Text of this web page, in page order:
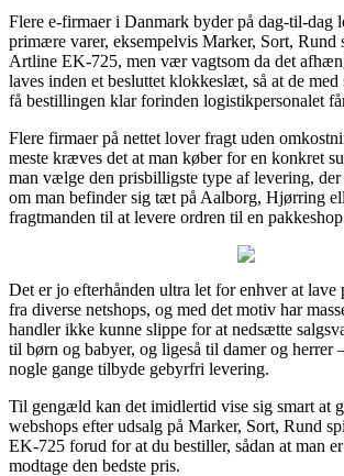
Flere e-firmaer i Danmark byder på dag-til-dag
primære varer, eksempelvis Marker, Sort, Rund
Artline EK-725, men vær vagtsom da det
laves inden et besluttet klokkeslæt, så at de
få bestillingen klar forinden logistikpersonalet
Flere firmaer på nettet lover fragt uden
meste kræves det at man køber for en konkret
man vælge den prisbilligste type af levering,
om man befinder sig tæt på Aalborg, Hjørring
fragtmanden til at levere ordren til en
Det er jo efterhånden ultra let for enhver at lave
fra diverse netshops, og med det motiv har
handler ikke kunne slippe for at nedsætte
til børn og babyer, og ligeså til damer og herrer
nogle gange tilbyde gebyrfri levering.
Til gengæld kan det imidlertid vise sig smart at
webshops efter udsalg på Marker, Sort, Rund
EK-725 forud for at du bestiller, sådan at man
modtage den bedste pris.